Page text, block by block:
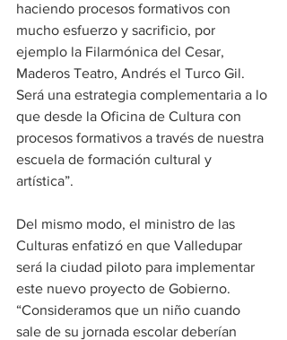
haciendo procesos formativos con
mucho esfuerzo y sacrificio, por
ejemplo la Filarmónica del Cesar,
Maderos Teatro, Andrés el Turco Gil.
Será una estrategia complementaria a lo
que desde la Oficina de Cultura con
procesos formativos a través de nuestra
escuela de formación cultural y
artística”.
Del mismo modo, el ministro de las
Culturas enfatizó en que Valledupar
será la ciudad piloto para implementar
este nuevo proyecto de Gobierno.
“Consideramos que un niño cuando
sale de su jornada escolar deberían